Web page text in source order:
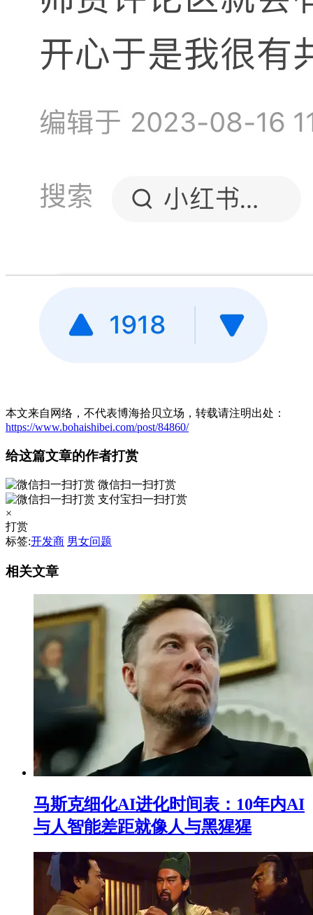
本文来自网络，不代表博海拾贝立场，转载请注明出处：
https://www.bohaishibei.com/post/84860/
给这篇文章的作者打赏
微信扫一扫打赏
支付宝扫一扫打赏
×
打赏
标签:开发商 男女问题
相关文章
马斯克细化AI进化时间表：10年内AI
与人智能差距就像人与黑猩猩